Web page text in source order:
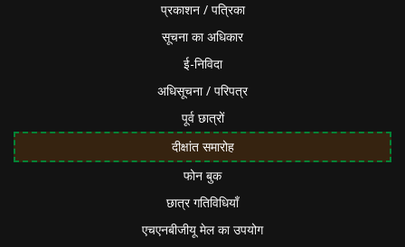
प्रकाशन / पत्रिका
सूचना का अधिकार
ई-निविदा
अधिसूचना / परिपत्र
पूर्व छात्रों
दीक्षांत समारोह
फोन बुक
छात्र गतिविधियाँ
एचएनबीजीयू मेल का उपयोग